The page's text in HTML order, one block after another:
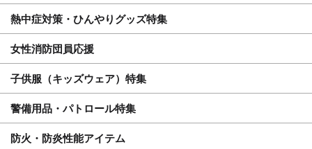
熱中症対策・ひんやりグッズ特集
女性消防団員応援
子供服（キッズウェア）特集
警備用品・パトロール特集
防火・防炎性能アイテム